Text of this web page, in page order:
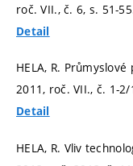
roč. VII., č. 6, s. 51-
Detail
HELA, R.
2011, roč. VII., č. 1-2/
Detail
HELA, R. Vliv